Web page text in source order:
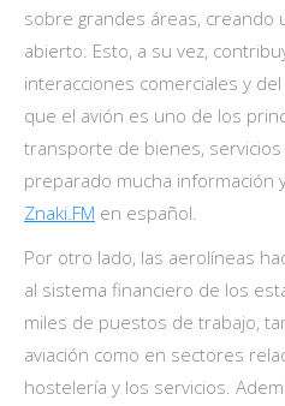
sobre grandes áreas, creando
abierto. Esto, a su vez,
interacciones comerciales y
que el avión es uno de los
transporte de bienes, servicios
preparado mucha información
Znaki.FM en español.
Por otro lado, las aerolíneas
al sistema financiero de los
miles de puestos de trabajo,
aviación como en sectores
hostelería y los servicios.